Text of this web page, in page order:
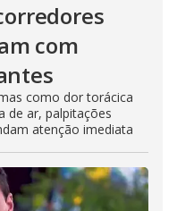
com
como dor torácica
de ar, palpitações
atenção imediata